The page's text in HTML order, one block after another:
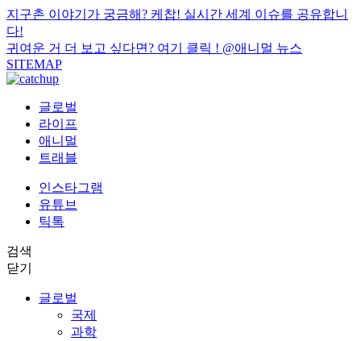
지구촌 이야기가 궁금해? 케찹! 실시간 세계 이슈를 공유합니
다!
귀여운 거 더 보고 싶다면? 여기 클릭 ! @애니멀 뉴스
SITEMAP
글로벌
라이프
애니멀
트래블
인스타그램
유튜브
틱톡
검색
닫기
글로벌
국제
과학